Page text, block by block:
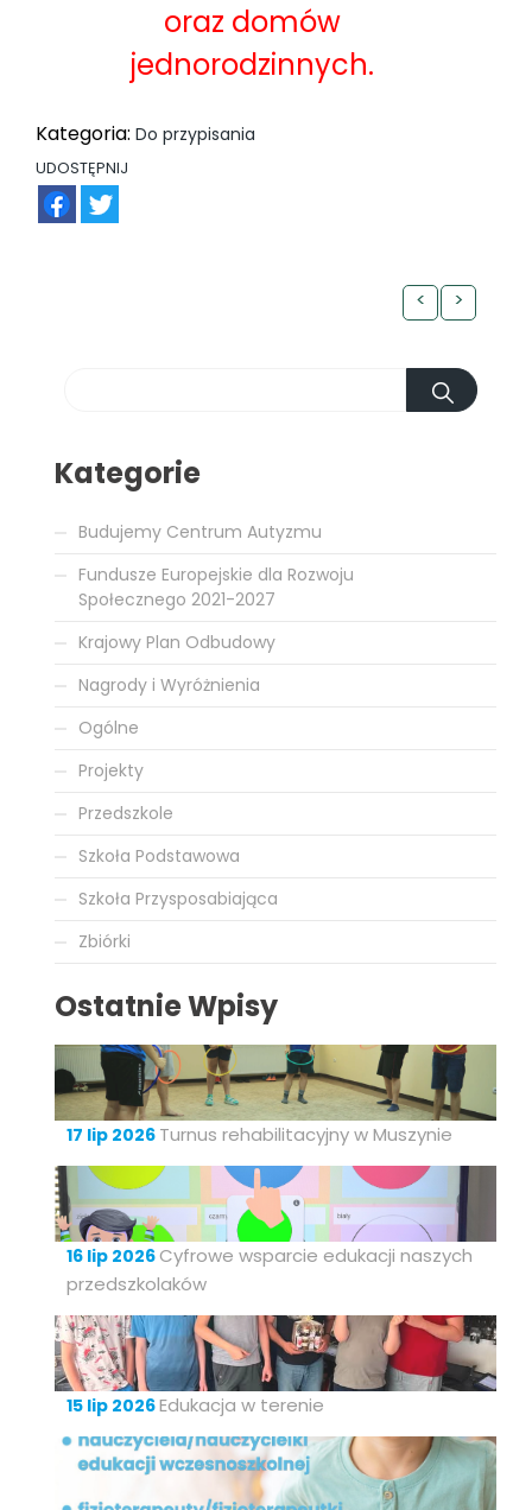
oraz domów
jednorodzinnych.
Kategoria: Do przypisania
UDOSTĘPNIJ
< >
Kategorie
Budujemy Centrum Autyzmu
Fundusze Europejskie dla Rozwoju
Społecznego 2021-2027
Krajowy Plan Odbudowy
Nagrody i Wyróżnienia
Ogólne
Projekty
Przedszkole
Szkoła Podstawowa
Szkoła Przysposabiająca
Zbiórki
Ostatnie Wpisy
17 lip 2026 Turnus rehabilitacyjny w Muszynie
16 lip 2026 Cyfrowe wsparcie edukacji naszych
przedszkolaków
15 lip 2026Edukacja w terenie